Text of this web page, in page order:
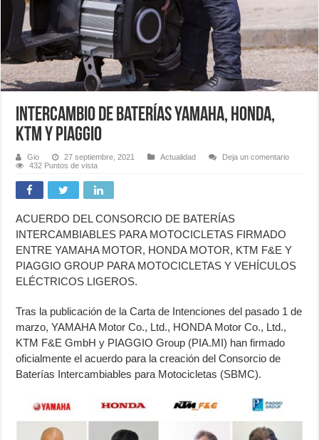
Intercambio de Baterías Yamaha, Honda,
KTM y Piaggio
Gio 27 septiembre, 2021 Actualidad
Deja un comentario
432 Puntos de vista
ACUERDO DEL CONSORCIO DE BATERÍAS
INTERCAMBIABLES PARA MOTOCICLETAS FIRMADO
ENTRE YAMAHA MOTOR, HONDA MOTOR, KTM F&E Y
PIAGGIO GROUP PARA MOTOCICLETAS Y VEHÍCULOS
ELÉCTRICOS LIGEROS.
Tras la publicación de la Carta de Intenciones del pasado 1 de
marzo, YAMAHA Motor Co., Ltd., HONDA Motor Co., Ltd.,
KTM F&E GmbH y PIAGGIO Group (PIA.MI) han firmado
oficialmente el acuerdo para la creación del Consorcio de
Baterías Intercambiables para Motocicletas (SBMC).